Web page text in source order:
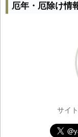
厄年・厄除け情
サイ